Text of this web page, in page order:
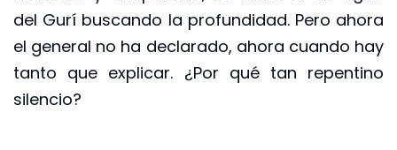
del Gurí buscando la profundidad. Pero ahora
el general no ha declarado, ahora cuando hay
tanto que explicar. ¿Por qué tan repentino
silencio?